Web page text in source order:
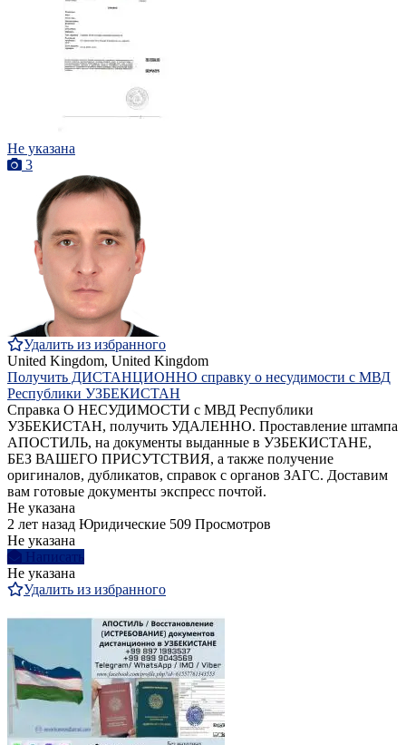
Не указана
3
Удалить из избранного
United Kingdom, United Kingdom
Получить ДИСТАНЦИОННО справку о несудимости с МВД
Республики УЗБЕКИСТАН
Справка О НЕСУДИМОСТИ с МВД Республики
УЗБЕКИСТАН, получить УДАЛЕННО. Проставление штампа
АПОСТИЛЬ, на документы выданные в УЗБЕКИСТАНЕ,
БЕЗ ВАШЕГО ПРИСУТСТВИЯ, а также получение
оригиналов, дубликатов, справок с органов ЗАГС. Доставим
вам готовые документы экспресс почтой.
Не указана
2 лет назад Юридические 509 Просмотров
Не указана
Написать
Не указана
Удалить из избранного